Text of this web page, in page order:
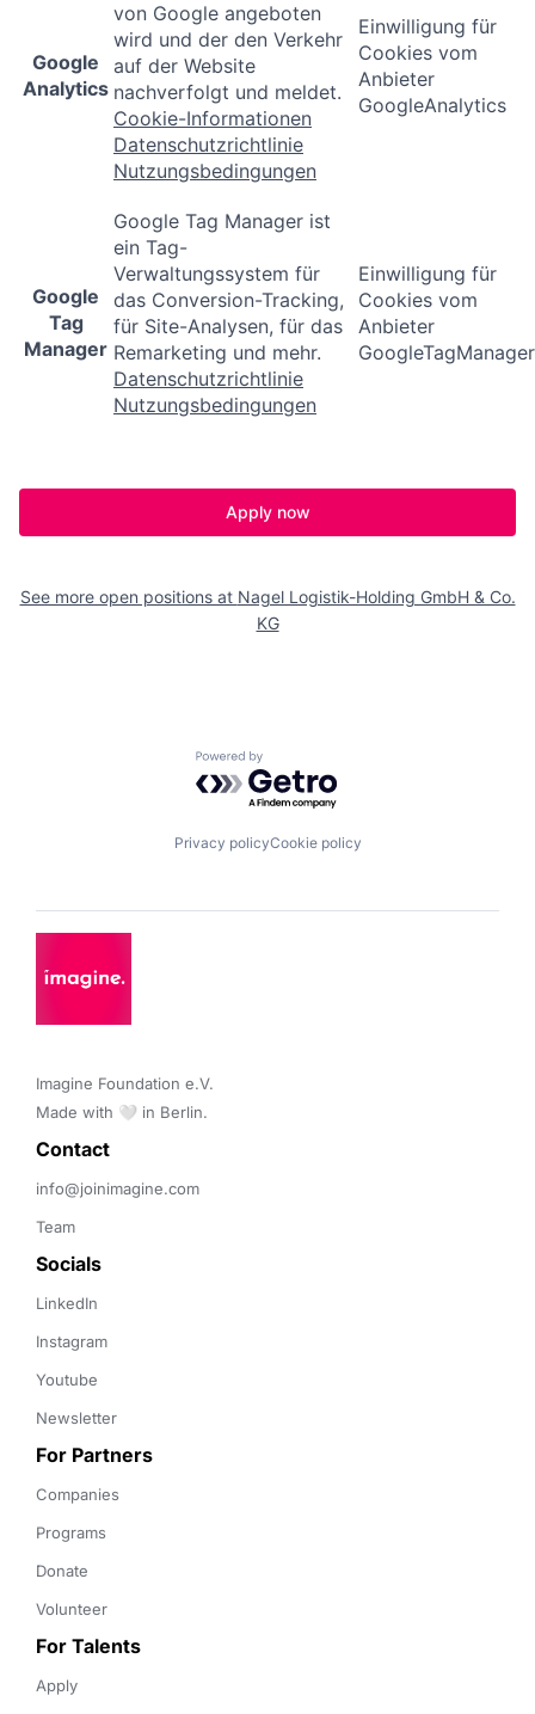
Google
Analytics
von Google angeboten
wird und der den Verkehr
auf der Website
nachverfolgt und meldet.
Cookie-Informationen
Datenschutzrichtlinie
Nutzungsbedingungen
Einwilligung für
Cookies vom
Anbieter
GoogleAnalytics
Google
Tag
Manager
Google Tag Manager ist
ein Tag-
Verwaltungssystem für
das Conversion-Tracking,
für Site-Analysen, für das
Remarketing und mehr.
Datenschutzrichtlinie
Nutzungsbedingungen
Einwilligung für
Cookies vom
Anbieter
GoogleTagManager
Apply now
See more open positions at Nagel Logistik-Holding GmbH & Co.
KG
Powered by Getro.com
Privacy policyCookie policy
Imagine Foundation e.V.
Made with 🤍 in Berlin.
Contact
info@joinimagine.com
Team
Socials
LinkedIn
Instagram
Youtube
Newsletter
For Partners
Companies
Programs
Donate
Volunteer
For Talents
Apply